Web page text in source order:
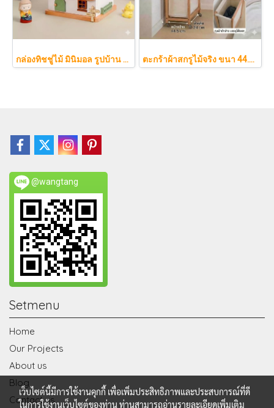
กล่องทิชชู่ไม้ มินิมอล รูปบ้าน Nordic แต่งบ้านน่ารัก ฝาแม่เหล็ก มีช่องเสียบการ์ด (สำหรับทิชชู่ไซส์ S) ตะกร้าผ้าสกรูไม้จริง ขนา 44.5cm รุ่น KAWA Minimalist สไตล์ญี่ปุ่นเคลื่อนที่ได้ มีล้อเลื่อน (KAWA)
@wangtang
Setmenu
Home
Our Projects
About us
Blog
Contact us
เว็บไซต์นี้มีการใช้งานคุกกี้ เพื่อเพิ่มประสิทธิภาพและประสบการณ์ที่ดี
ในการใช้งานเว็บไซต์ของท่าน ท่านสามารถอ่านรายละเอียดเพิ่มเติม